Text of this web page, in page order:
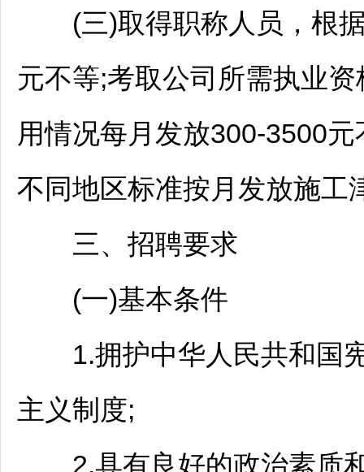
(三)取得职称人员，根据
元不等;考取公司所需执业
用情况每月发放300-3500
不同地区标准按月发放施工
三、 招聘要求
(一)基本条件
1.拥护中华人民共和国宪
主义制度;
2.具有良好的政治素质和